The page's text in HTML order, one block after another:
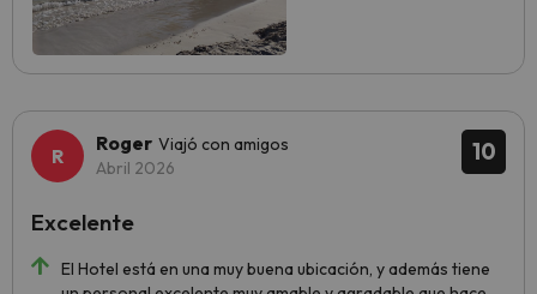
10
Roger Viajó con amigos
Abril 2026
El Hotel está en una muy buena ubicación, y además tiene
Excelente